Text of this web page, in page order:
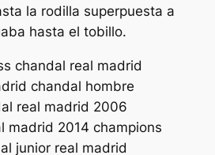
la rodilla superpuesta a
hasta el tobillo.